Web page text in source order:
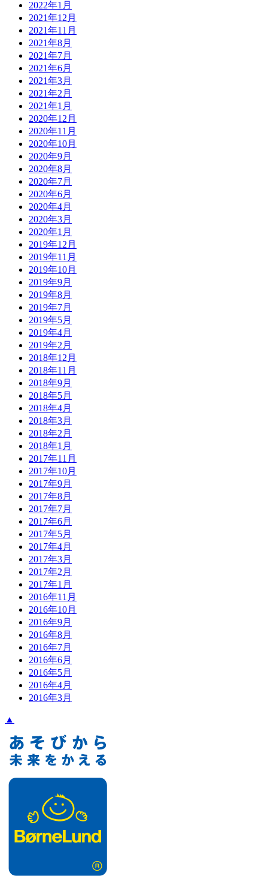
2022年1月
2021年12月
2021年11月
2021年8月
2021年7月
2021年6月
2021年3月
2021年2月
2021年1月
2020年12月
2020年11月
2020年10月
2020年9月
2020年8月
2020年7月
2020年6月
2020年4月
2020年3月
2020年1月
2019年12月
2019年11月
2019年10月
2019年9月
2019年8月
2019年7月
2019年5月
2019年4月
2019年2月
2018年12月
2018年11月
2018年9月
2018年5月
2018年4月
2018年3月
2018年2月
2018年1月
2017年11月
2017年10月
2017年9月
2017年8月
2017年7月
2017年6月
2017年5月
2017年4月
2017年3月
2017年2月
2017年1月
2016年11月
2016年10月
2016年9月
2016年8月
2016年7月
2016年6月
2016年5月
2016年4月
2016年3月
▲